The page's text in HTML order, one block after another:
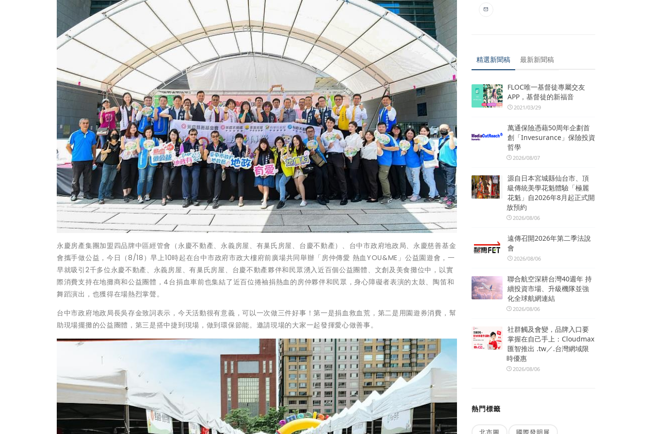
永慶房產集團加盟四品牌中區經管會（永慶不動產、永義房屋、有巢氏房屋、台慶不動產）、台中市政府地政局、永慶慈善基金
會攜手做公益，今日（8/18）早上10時起在台中市政府市政大樓府前廣場共同舉辦「房仲傳愛 熱血YOU&ME」公益園遊會，一
早就吸引2千多位永慶不動產、永義房屋、有巢氏房屋、台慶不動產夥伴和民眾湧入近百個公益團體、文創及美食攤位中，以實
際消費支持在地攤商和公益團體，4台捐血車前也集結了近百位捲袖捐熱血的房仲夥伴和民眾，身心障礙者表演的太鼓、陶笛和
舞蹈演出，也獲得在場熱烈掌聲。
台中市政府地政局長吳存金致詞表示，今天活動很有意義，可以一次做三件好事！第一是捐血救血荒，第二是用園遊券消費，幫
助現場擺攤的公益團體，第三是搭中捷到現場，做到環保節能。邀請現場的大家一起發揮愛心做善事。
精選新聞稿 最新新聞稿
FLOC唯一基督徒專屬交友
APP，基督徒的新福音
2021/03/29
萬通保險憑藉50周年企劃首
創「Invesurance」保險投資
哲學
2026/08/07
源自日本宮城縣仙台市、頂
級傳統美學花魁體驗「極麗
花魁」自2026年8月起正式開
放預約
2026/08/06
遠傳召開2026年第二季法說
會
2026/08/06
聯合航空深耕台灣40週年 持
續投資市場、升級機隊並強
化全球航網連結
2026/08/06
社群觸及會變，品牌入口要
掌握在自己手上：Cloudmax
匯智推出 .tw／.台灣網域限
時優惠
2026/08/06
熱門標籤
北市圖 國際發明展